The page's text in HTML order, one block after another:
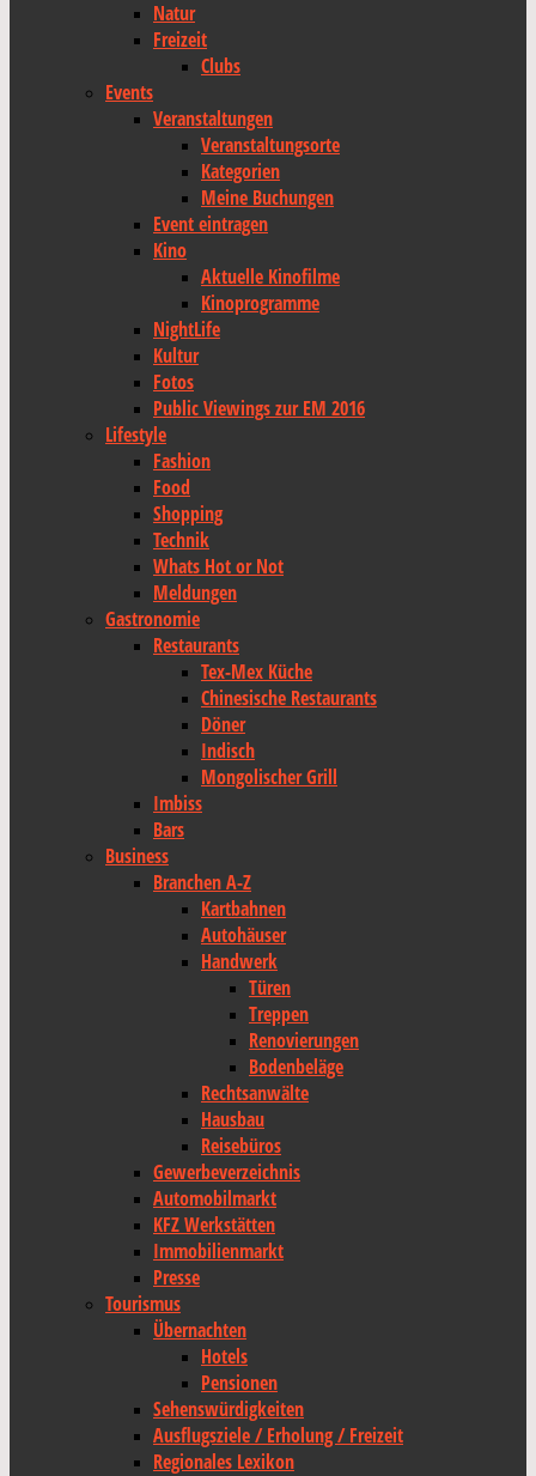
Natur
Freizeit
Clubs
Events
Veranstaltungen
Veranstaltungsorte
Kategorien
Meine Buchungen
Event eintragen
Kino
Aktuelle Kinofilme
Kinoprogramme
NightLife
Kultur
Fotos
Public Viewings zur EM 2016
Lifestyle
Fashion
Food
Shopping
Technik
Whats Hot or Not
Meldungen
Gastronomie
Restaurants
Tex-Mex Küche
Chinesische Restaurants
Döner
Indisch
Mongolischer Grill
Imbiss
Bars
Business
Branchen A-Z
Kartbahnen
Autohäuser
Handwerk
Türen
Treppen
Renovierungen
Bodenbeläge
Rechtsanwälte
Hausbau
Reisebüros
Gewerbeverzeichnis
Automobilmarkt
KFZ Werkstätten
Immobilienmarkt
Presse
Tourismus
Übernachten
Hotels
Pensionen
Sehenswürdigkeiten
Ausflugsziele / Erholung / Freizeit
Regionales Lexikon